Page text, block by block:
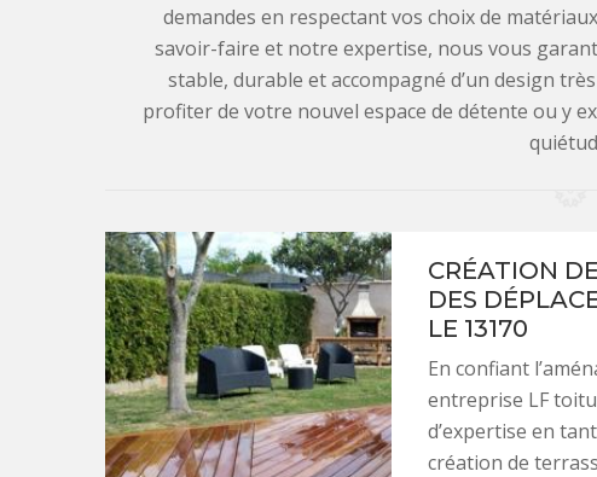
demandes en respectant vos choix de
savoir-faire et notre expertise, nous vous
stable, durable et accompagné d’un design
profiter de votre nouvel espace de détente ou y
CRÉATION
DES
LE 13170
En confiant
entreprise LF
d’expertise en
création de